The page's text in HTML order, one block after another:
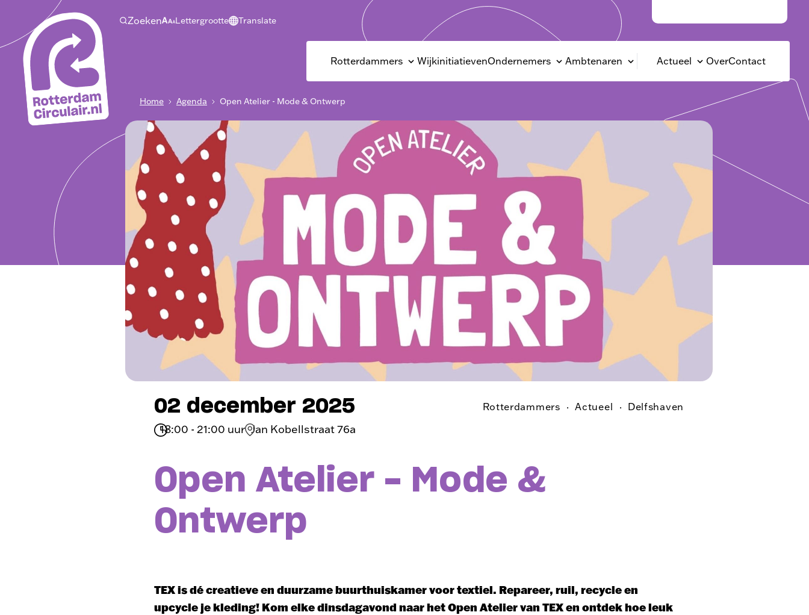
hoofdinhoud
Zoeken Lettergrootte Translate
Rotterdammers WijkinitiatievenOndernemers Ambtenaren Actueel OverContact
Breadcrumb
Home Agenda Open Atelier - Mode & Ontwerp
02 december 2025 Rotterdammers Actueel Delfshaven
18:00 - 21:00 uur Jan Kobellstraat 76a
Open Atelier - Mode &
Ontwerp
TEX is dé creatieve en duurzame buurthuiskamer voor textiel. Repareer, ruil, recycle en
upcycle je kleding! Kom elke dinsdagavond naar het Open Atelier van TEX en ontdek hoe leuk